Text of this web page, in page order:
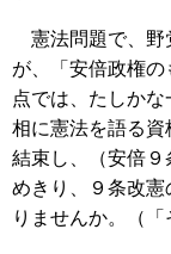
憲法問題で、野
が、「安倍政権
点では、たしか
相に憲法を語る
結束し、（安倍
めきり、９条改
りませんか。（「